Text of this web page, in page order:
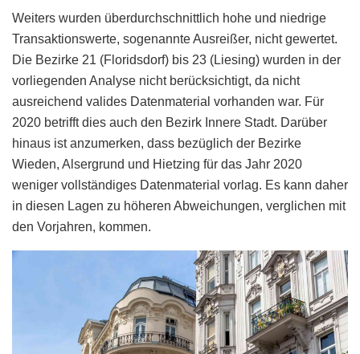
Weiters wurden überdurchschnittlich hohe und niedrige
Transaktionswerte, sogenannte Ausreißer, nicht gewertet.
Die Bezirke 21 (Floridsdorf) bis 23 (Liesing) wurden in der
vorliegenden Analyse nicht berücksichtigt, da nicht
ausreichend valides Datenmaterial vorhanden war. Für
2020 betrifft dies auch den Bezirk Innere Stadt. Darüber
hinaus ist anzumerken, dass bezüglich der Bezirke
Wieden, Alsergrund und Hietzing für das Jahr 2020
weniger vollständiges Datenmaterial vorlag. Es kann daher
in diesen Lagen zu höheren Abweichungen, verglichen mit
den Vorjahren, kommen.